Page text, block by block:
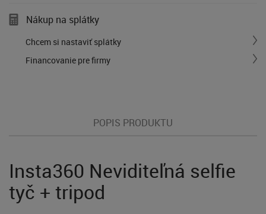
Nákup na splátky
Chcem si nastaviť splátky
Financovanie pre firmy
POPIS PRODUKTU
Insta360 Neviditeľná selfie
tyč + tripod